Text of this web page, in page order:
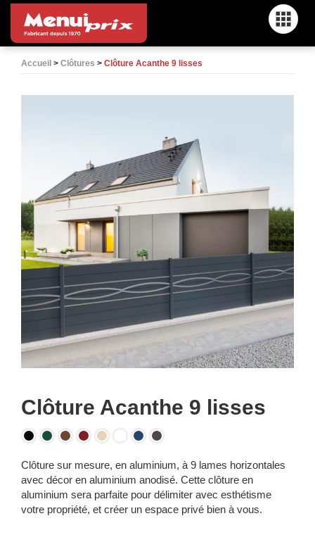
Menu
Accueil > Clôtures > Clôture Acanthe 9 lisses
Clôture Acanthe 9 lisses
Clôture sur mesure, en aluminium, à 9 lames horizontales
avec décor en aluminium anodisé. Cette clôture en
aluminium sera parfaite pour délimiter avec esthétisme
votre propriété, et créer un espace privé bien à vous.